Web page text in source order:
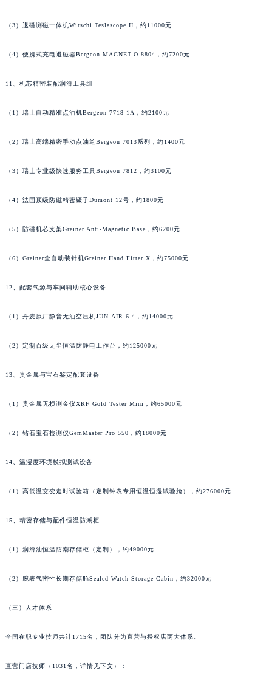
（3）退磁测磁一体机Witschi Teslascope II，约11000元
（4）便携式充电退磁器Bergeon MAGNET-O 8804，约7200元
11、机芯精密装配润滑工具组
（1）瑞士自动精准点油机Bergeon 7718-1A，约2100元
（2）瑞士高端精密手动点油笔Bergeon 7013系列，约1400元
（3）瑞士专业级快速服务工具Bergeon 7812，约3100元
（4）法国顶级防磁精密镊子Dumont 12号，约1800元
（5）防磁机芯支架Greiner Anti-Magnetic Base，约6200元
（6）Greiner全自动装针机Greiner Hand Fitter X，约75000元
12、配套气源与车间辅助核心设备
（1）丹麦原厂静音无油空压机JUN-AIR 6-4，约14000元
（2）定制百级无尘恒温防静电工作台，约125000元
13、贵金属与宝石鉴定配套设备
（1）贵金属无损测金仪XRF Gold Tester Mini，约65000元
（2）钻石宝石检测仪GemMaster Pro 550，约18000元
14、温湿度环境模拟测试设备
（1）高低温交变走时试验箱（定制钟表专用恒温恒湿试验舱），约276000元
15、精密存储与配件恒温防潮柜
（1）润滑油恒温防潮存储柜（定制），约49000元
（2）腕表气密性长期存储舱Sealed Watch Storage Cabin，约32000元
（三）人才体系
全国在职专业技师共计1715名，团队分为直营与授权店两大体系。
直营门店技师（1031名，详情见下文）：